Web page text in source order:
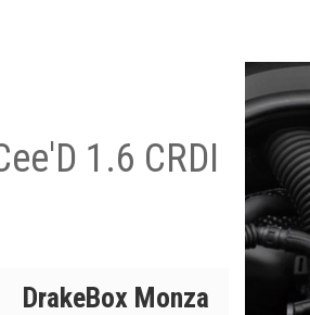
1.6 CRDI
DrakeBox Monza